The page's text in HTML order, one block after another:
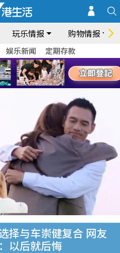
玩乐情报 购物情报
娱乐新闻 定期存款
择与车崇健复合 网友
以后就后悔